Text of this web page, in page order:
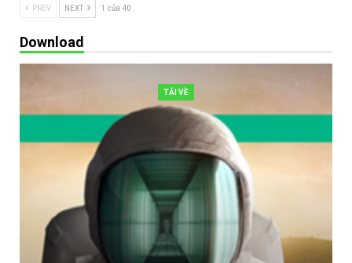
PREV NEXT 1 của 40
Download